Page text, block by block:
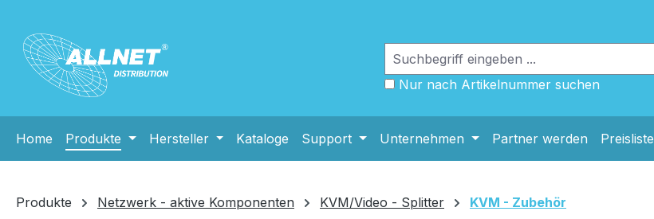
Nur nach Artikelnummer suchen
Home Produkte Hersteller Kataloge Support Unternehmen Partner werden Preisliste
Produkte Netzwerk - aktive Komponenten KVM/Video - Splitter KVM - Zubehör